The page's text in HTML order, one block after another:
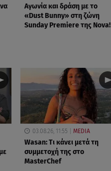
Αγωνία και δράση με το
«Dust Bunny» στη ζώνη
Sunday Premiere της Nova!
03.08.26, 11:55 MEDIA
Wasan: Tι κάνει μετά τη
συμμετοχή της στο
MasterChef